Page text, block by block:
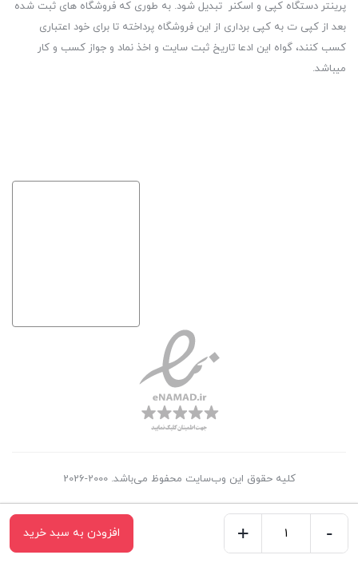
-
+ افزودن به سبد خرید
پرینتر دستگاه کپی و اسکنر تبدیل شود. به طوری که فروشگاه های ثبت شده
بعد از کپی ت به کپی برداری از این فروشگاه پرداخته تا برای خود اعتباری
کسب کنند، گواه این ادعا تاریخ ثبت سایت و اخذ نماد و جواز کسب و کار
میباشد.
کلیه حقوق این وب‌سایت محفوظ می‌باشد. 2000-2026
صفحه اصلی سبد خرید علاقه‌مندی‌ها دسته‌ها تسویه حساب